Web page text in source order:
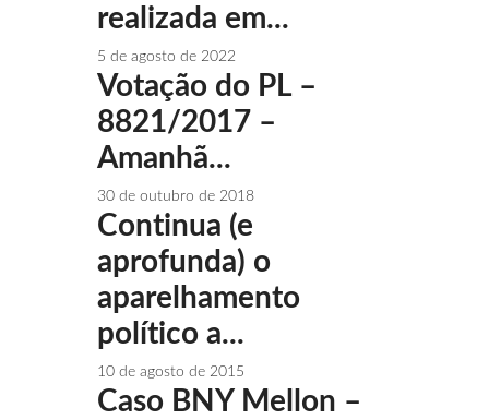
realizada em...
5 de agosto de 2022
Votação do PL –
8821/2017 –
Amanhã...
30 de outubro de 2018
Continua (e
aprofunda) o
aparelhamento
político a...
10 de agosto de 2015
Caso BNY Mellon –